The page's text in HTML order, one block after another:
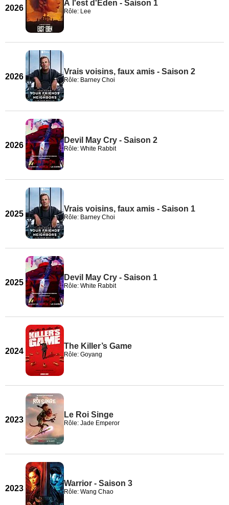
2026
À l'est d'Éden - Saison 1
Rôle: Lee
2026
Vrais voisins, faux amis - Saison 2
Rôle: Barney Choi
2026
Devil May Cry - Saison 2
Rôle: White Rabbit
2025
Vrais voisins, faux amis - Saison 1
Rôle: Barney Choi
2025
Devil May Cry - Saison 1
Rôle: White Rabbit
2024
The Killer’s Game
Rôle: Goyang
2023
Le Roi Singe
Rôle: Jade Emperor
2023
Warrior - Saison 3
Rôle: Wang Chao